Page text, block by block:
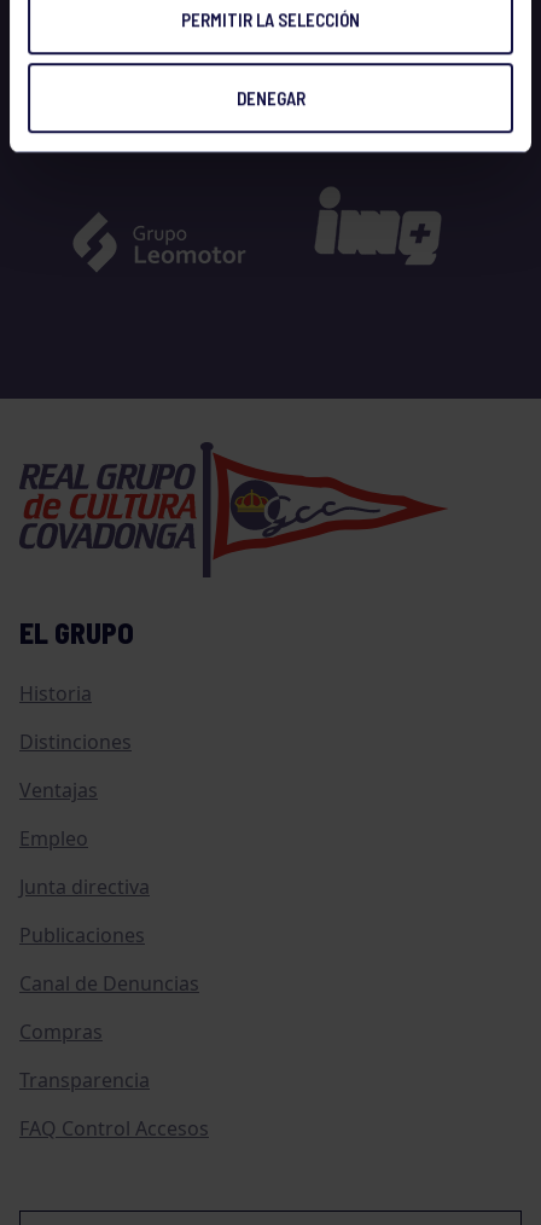
PERMITIR LA SELECCIÓN
DENEGAR
EL GRUPO
Historia
Distinciones
Ventajas
Empleo
Junta directiva
Publicaciones
Canal de Denuncias
Compras
Transparencia
FAQ Control Accesos